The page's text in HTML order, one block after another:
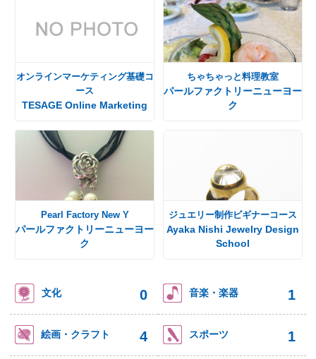
オンラインマーケティング基礎コ
ース
TESAGE Online Marketing
ちゃちゃっと料理教室
パールファクトリーニューヨー
ク
Pearl Factory New Y
パールファクトリーニューヨー
ク
ジュエリー制作ビギナーコース
Ayaka Nishi Jewelry Design
School
文化 0 音楽・楽器 1
絵画・クラフト 4 スポーツ 1